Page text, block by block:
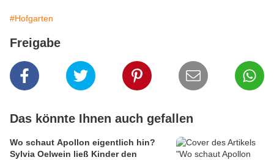
#Hofgarten
Freigabe
Das könnte Ihnen auch gefallen
Wo schaut Apollon eigentlich hin?
Sylvia Oelwein ließ Kinder den